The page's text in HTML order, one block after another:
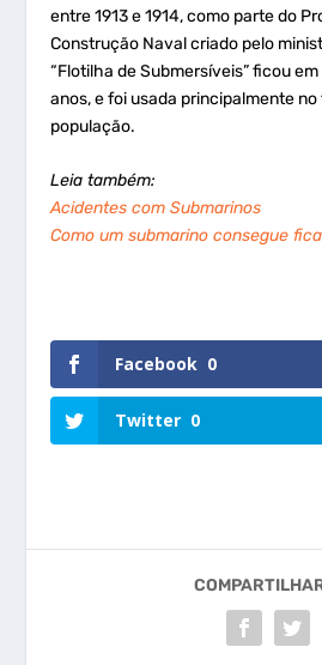
entre 1913 e 1914, como parte do
Construção Naval criado pelo
“Flotilha de Submersíveis” ficou
anos, e foi usada principalmente
população.
Leia também:
Acidentes com Submarinos
Como um submarino consegue
Facebook 0
Twitter 0